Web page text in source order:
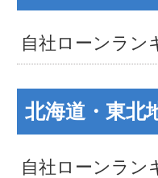
自社ローンラン
北海道・東北
自社ローンラン